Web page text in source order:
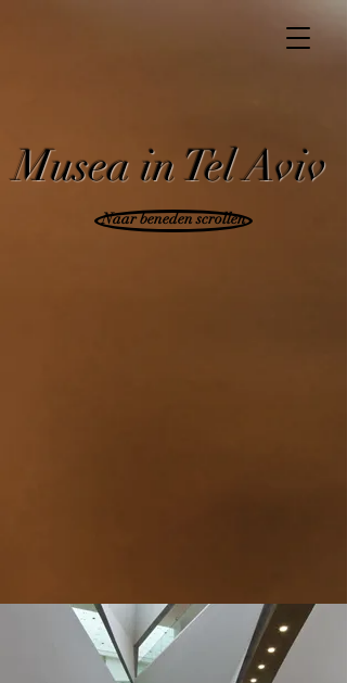
Musea in Tel Aviv
Naar beneden scrollen